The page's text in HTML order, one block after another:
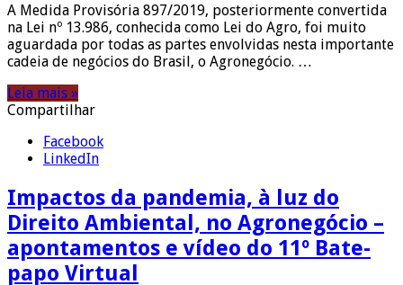
A Medida Provisória 897/2019, posteriormente convertida
na Lei nº 13.986, conhecida como Lei do Agro, foi muito
aguardada por todas as partes envolvidas nesta importante
cadeia de negócios do Brasil, o Agronegócio. …
Leia mais »
Compartilhar
Facebook
LinkedIn
Impactos da pandemia, à luz do
Direito Ambiental, no Agronegócio –
apontamentos e vídeo do 11º Bate-
papo Virtual